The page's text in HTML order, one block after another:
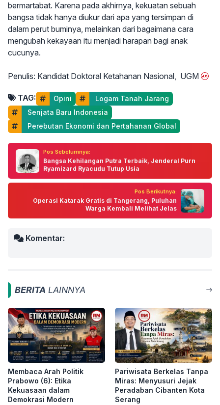
bermartabat. Karena pada akhirnya, kekuatan sebuah
bangsa tidak hanya diukur dari apa yang tersimpan di
dalam perut buminya, melainkan dari bagaimana cara
mengubah kekayaan itu menjadi harapan bagi anak
cucunya.
Penulis: Kandidat Doktoral Ketahanan Nasional, UGM
TAG: Opini
Logam Tanah Jarang
Senjata Baru Indonesia
Perebutan Ekonomi dan Pertahanan Global
Pos Sebelumnya:
Bangsa Kehilangan Putra Terbaik, Jenderal Purn
Ryamizard Ryacudu Tutup Usia
Pos Berikutnya:
Operasi Katarak Gratis di Tangerang, Puluhan
Warga Kembali Melihat Jelas
Komentar:
BERITA LAINNYA
Membaca Arah Politik
Prabowo (6): Etika
Kekuasaan dalam
Demokrasi Modern
Pariwisata Berkelas Tanpa
Miras: Menyusuri Jejak
Peradaban Cibanten Kota
Serang